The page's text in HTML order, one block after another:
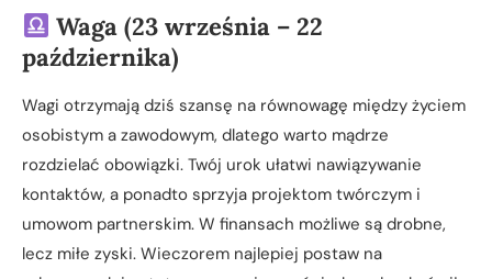
Waga (23 września – 22
października)
Wagi otrzymają dziś szansę na równowagę między życiem
osobistym a zawodowym, dlatego warto mądrze
rozdzielać obowiązki. Twój urok ułatwi nawiązywanie
kontaktów, a ponadto sprzyja projektom twórczym i
umowom partnerskim. W finansach możliwe są drobne,
lecz miłe zyski. Wieczorem najlepiej postaw na